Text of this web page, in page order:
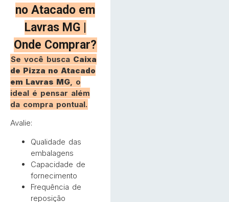
no Atacado em
Lavras MG |
Onde Comprar?
Se você busca Caixa
de Pizza no Atacado
em Lavras MG, o
ideal é pensar além
da compra pontual.
Avalie:
Qualidade das
embalagens
Capacidade de
fornecimento
Frequência de
reposição